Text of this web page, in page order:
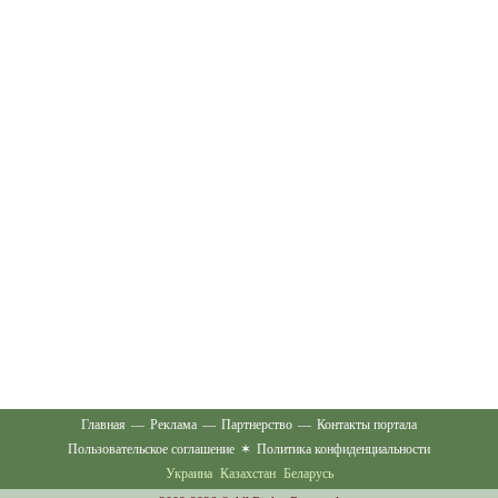
Главная — Реклама — Партнерство — Контакты портала
Пользовательское соглашение ✶ Политика конфиденциальности
Украина Казахстан Беларусь